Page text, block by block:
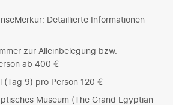
Detaillierte Informationen
zur Alleinbelegung bzw.
ab 400 €
(Tag 9) pro Person 120 €
Museum (The Grand Egyptian